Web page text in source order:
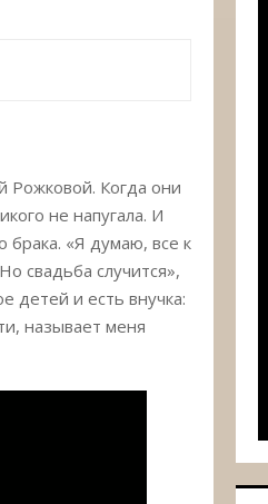
Рожковой. Когда они
не напугала. И
брака. «Я думаю, все к
свадьба случится»,
детей и есть внучка:
называет меня